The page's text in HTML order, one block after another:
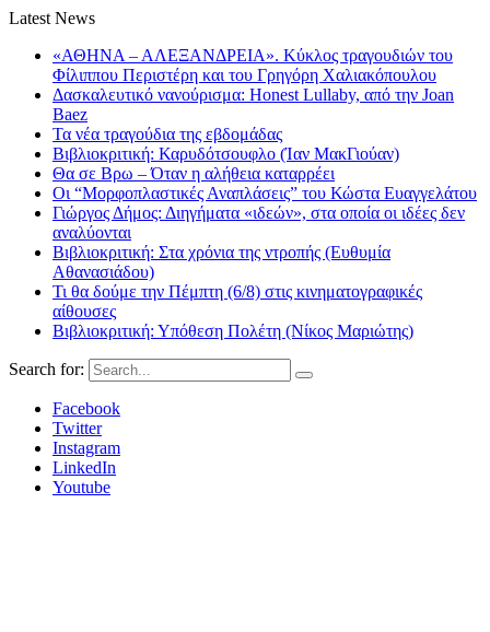
Latest News
«ΑΘΗΝΑ – ΑΛΕΞΑΝΔΡΕΙΑ». Κύκλος τραγουδιών του
Φίλιππου Περιστέρη και του Γρηγόρη Χαλιακόπουλου
Δασκαλευτικό νανούρισμα: Honest Lullaby, από την Joan
Baez
Τα νέα τραγούδια της εβδομάδας
Βιβλιοκριτική: Καρυδότσουφλο (Ίαν ΜακΓιούαν)
Θα σε Βρω – Όταν η αλήθεια καταρρέει
Οι “Μορφοπλαστικές Αναπλάσεις” του Κώστα Ευαγγελάτου
Γιώργος Δήμος: Διηγήματα «ιδεών», στα οποία οι ιδέες δεν
αναλύονται
Βιβλιοκριτική: Στα χρόνια της ντροπής (Ευθυμία
Αθανασιάδου)
Τι θα δούμε την Πέμπτη (6/8) στις κινηματογραφικές
αίθουσες
Βιβλιοκριτική: Υπόθεση Πολέτη (Νίκος Μαριώτης)
Search for:
Facebook
Twitter
Instagram
LinkedIn
Youtube